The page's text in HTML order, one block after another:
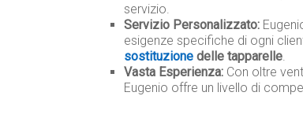
servizio.
Servizio Personalizzato:
esigenze specifiche di ogni
sostituzione delle tapparelle.
Vasta Esperienza: Con oltre
Eugenio offre un livello di